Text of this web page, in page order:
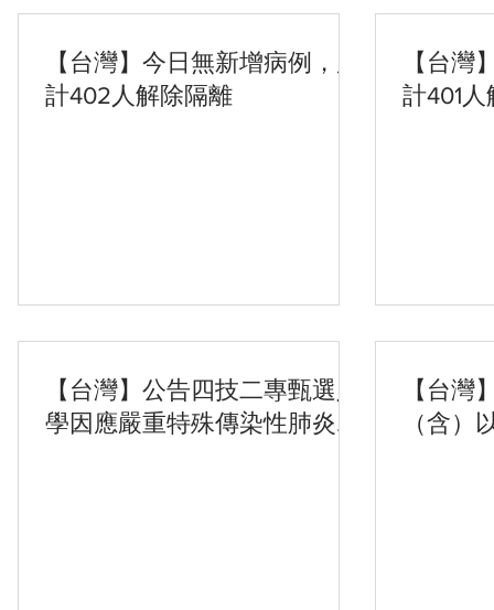
【台灣】今日無新增病例，累
計402人解除隔離
【台灣
計401
【台灣】公告四技二專甄選入
學因應嚴重特殊傳染性肺炎疫
【台灣
（含）